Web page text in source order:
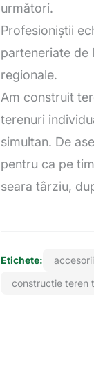
următori.
Profesioniștii
parteneriate de
regionale.
Am construit
terenuri
simultan. De
pentru ca pe
seara târziu,
Etichete:
constructie teren